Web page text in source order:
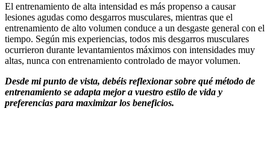
El entrenamiento de alta intensidad es más propenso a causar
lesiones agudas como desgarros musculares, mientras que el
entrenamiento de alto volumen conduce a un desgaste general con el
tiempo. Según mis experiencias, todos mis desgarros musculares
ocurrieron durante levantamientos máximos con intensidades muy
altas, nunca con entrenamiento controlado de mayor volumen.
Desde mi punto de vista, debéis reflexionar sobre qué método de
entrenamiento se adapta mejor a vuestro estilo de vida y
preferencias para maximizar los beneficios.